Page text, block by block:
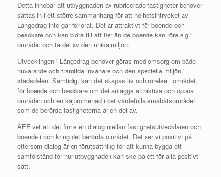
Detta innebär att utbyggnaden av rubricerade fastigheter behöver
sättas in i ett större sammanhang för att helhetsintrycket av
Långedrag inte går förlorat. Det är attraktivt för boende och
besökare och kan bidra till att fler än de boende kan röra sig i
området och ta del av den unika miljön.
Utvecklingen i Långedrag behöver göras med omsorg om både
nuvarande och framtida invånare och den speciella miljön i
stadsdelen. Samtidigt kan det skapas liv och rörelse i området
för boende och besökare om det anläggs attraktiva och öppna
områden och en kajpromenad i det värdefulla småbåtsområdet
som de berörda fastigheterna är en del av.
ÄEF vet att det finns en dialog mellan fastighetsutvecklaren och
boende i och kring det berörda området. Det ser vi positivt på
eftersom dialog är en förutsättning för att kunna bygga ett
samförstånd för hur utbyggnaden kan ske på ett för alla positivt
sätt.